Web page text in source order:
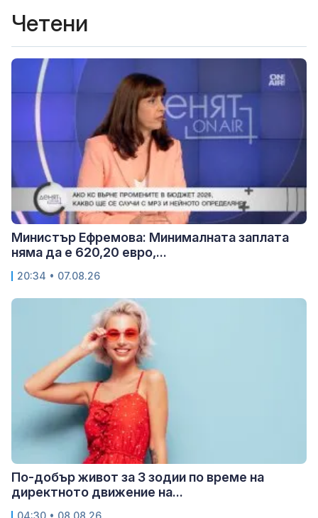
Четени
Министър Ефремова: Минималната заплата
няма да е 620,20 евро,...
20:34 • 07.08.26
По-добър живот за 3 зодии по време на
директното движение на...